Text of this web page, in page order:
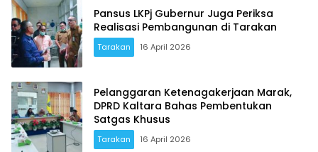
Pansus LKPj Gubernur Juga Periksa
Realisasi Pembangunan di Tarakan
Tarakan 16 April 2026
Pelanggaran Ketenagakerjaan Marak,
DPRD Kaltara Bahas Pembentukan
Satgas Khusus
Tarakan 16 April 2026